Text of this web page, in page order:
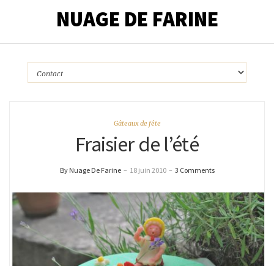
NUAGE DE FARINE
Gâteaux de fête
Fraisier de l’été
By Nuage De Farine – 18 juin 2010 – 3 Comments